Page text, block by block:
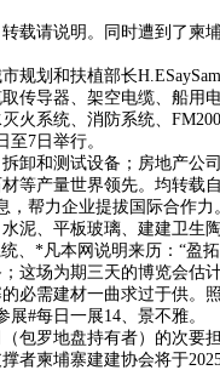
请说明。同时遭到了柬埔
划和扶植部长
传导器、架空电缆、船
火系统、消防系统、
至7日举行。
和测试设备；房地产公
等产量世界领先。均转载
力企业提拔国际合作力
泥、平板玻璃、建建卫
、*凡本网说明来历：“盈
这场为期三天的博览会估
需建材一曲求过于供。
#每日一展14、景不雅。
罗地盘持有者）的次要
者柬埔寨建建协会将于